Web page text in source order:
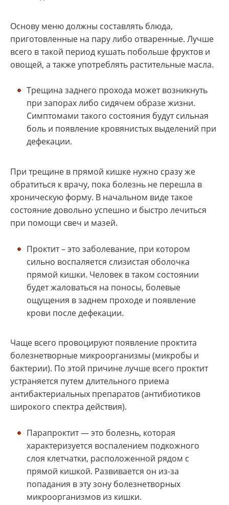
Основу меню должны составлять блюда,
приготовленные на пару либо отваренные. Лучше
всего в такой период кушать побольше фруктов и
овощей, а также употреблять растительные масла.
Трещина заднего прохода может возникнуть
при запорах либо сидячем образе жизни.
Симптомами такого состояния будут сильная
боль и появление кровянистых выделений при
дефекации.
При трещине в прямой кишке нужно сразу же
обратиться к врачу, пока болезнь не перешла в
хроническую форму. В начальном виде такое
состояние довольно успешно и быстро лечиться
при помощи свеч и мазей.
Проктит – это заболевание, при котором
сильно воспаляется слизистая оболочка
прямой кишки. Человек в таком состоянии
будет жаловаться на поносы, болевые
ощущения в заднем проходе и появление
крови после дефекации.
Чаще всего провоцируют появление проктита
болезнетворные микроорганизмы (микробы и
бактерии). По этой причине лучше всего проктит
устраняется путем длительного приема
антибактериальных препаратов (антибиотиков
широкого спектра действия).
Парапроктит — это болезнь, которая
характеризуется воспалением подкожного
слоя клетчатки, расположенной рядом с
прямой кишкой. Развивается он из-за
попадания в эту зону болезнетворных
микроорганизмов из кишки.